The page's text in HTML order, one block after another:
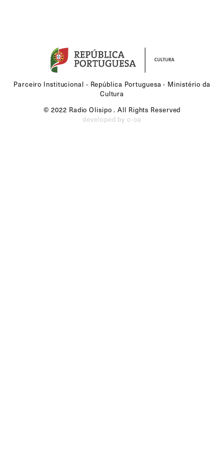
Parceiro Institucional - República Portuguesa - Ministério da
Cultura
© 2022 Radio Olisipo . All Rights Reserved
developed by c-oa